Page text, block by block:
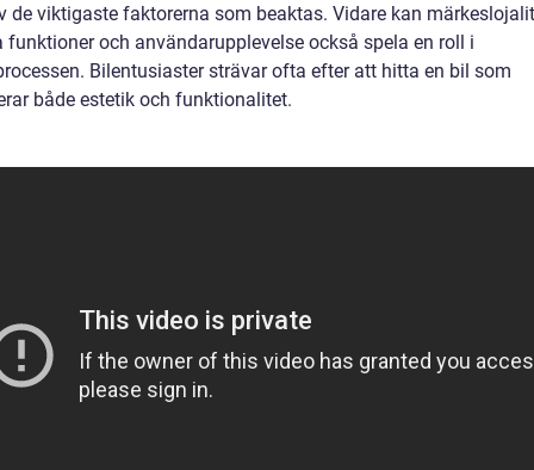
de viktigaste faktorerna som beaktas. Vidare kan
funktioner och användarupplevelse också spela en roll i
Bilentusiaster strävar ofta efter att hitta en bil som
både estetik och funktionalitet.